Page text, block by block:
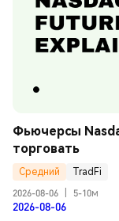
Фьючерсы
торговать
Средний
TradFi
2026-08-06
5-10м
2026-08-06